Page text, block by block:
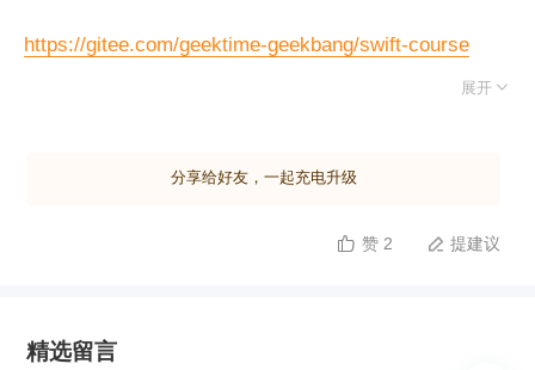
https://gitee.com/geektime-geekbang/swift-course
展开 
分享给好友，一起充电升级
 赞 2  提建议
精选留言